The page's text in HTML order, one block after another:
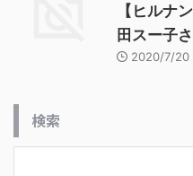
【ヒルナ
田スー子
2020/7/20
検索